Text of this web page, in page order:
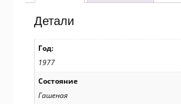
солнце!
Детский
фестиваль
(СГ
Москва)
Ref:
k217
Детали
Год:
1977
Состояние
Гашеная